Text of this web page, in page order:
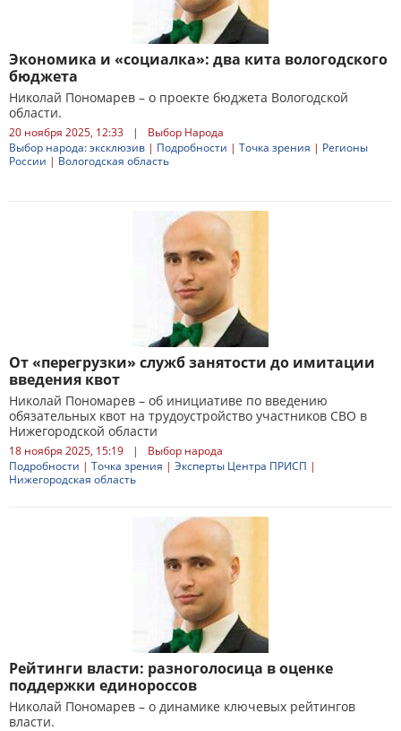
Экономика и «социалка»: два кита вологодского
бюджета
Николай Пономарев – о проекте бюджета Вологодской
области.
20 ноября 2025, 12:33 |
Выбор Народа
Выбор народа: эксклюзив | Подробности | Точка зрения | Регионы
России | Вологодская область
От «перегрузки» служб занятости до имитации
введения квот
Николай Пономарев – об инициативе по введению
обязательных квот на трудоустройство участников СВО в
Нижегородской области
18 ноября 2025, 15:19 |
Выбор народа
Подробности | Точка зрения | Эксперты Центра ПРИСП |
Нижегородская область
Рейтинги власти: разноголосица в оценке
поддержки единороссов
Николай Пономарев – о динамике ключевых рейтингов
власти.